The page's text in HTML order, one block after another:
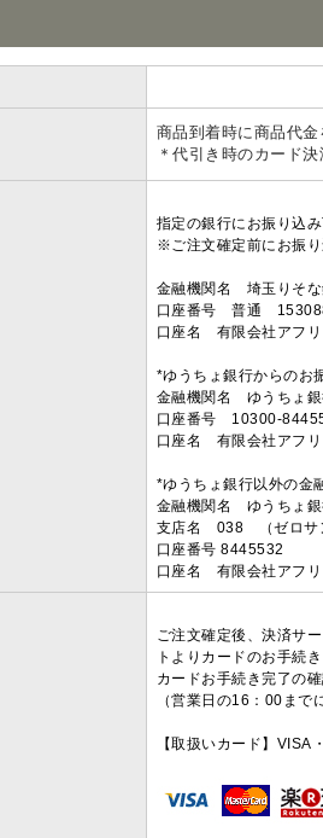
商品到着時に商品代
＊代引き時のカード
指定の銀行にお振り込
※ご注文確定前にお振
金融機関名 埼玉りそ
口座番号 普通
口座名 有限会社アフ
*ゆうちょ銀行からのお
金融機関名 ゆうちょ
口座番号 10300-
口座名 有限会社アフ
*ゆうちょ銀行以外の金
金融機関名 ゆうちょ
支店名 038 （ゼロサ
口座番号 8445532
口座名 有限会社アフ
ご注文確定後、決済サ
トよりカードのお手続
カードお手続き完了の
（営業日の16：00ま
【取扱いカード】